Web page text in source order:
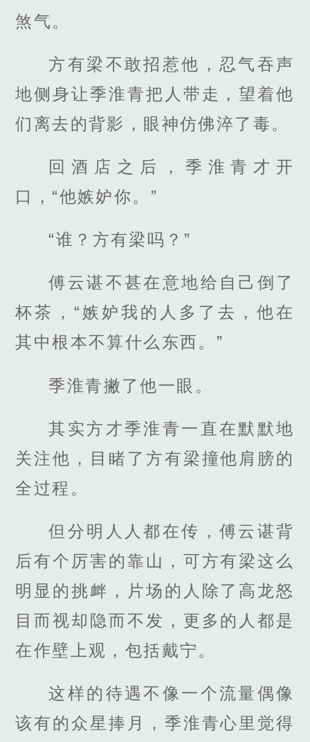
煞气。
方有梁不敢招惹他，忍气吞声
地侧身让季淮青把人带走，望着他
们离去的背影，眼神仿佛淬了毒。
回酒店之后，季淮青才开
口，“他嫉妒你。”
“谁？方有梁吗？”
傅云谌不甚在意地给自己倒了
杯茶，“嫉妒我的人多了去，他在
其中根本不算什么东西。”
季淮青撇了他一眼。
其实方才季淮青一直在默默地
关注他，目睹了方有梁撞他肩膀的
全过程。
但分明人人都在传，傅云谌背
后有个厉害的靠山，可方有梁这么
明显的挑衅，片场的人除了高龙怒
目而视却隐而不发，更多的人都是
在作壁上观，包括戴宁。
这样的待遇不像一个流量偶像
该有的众星捧月，季淮青心里觉得